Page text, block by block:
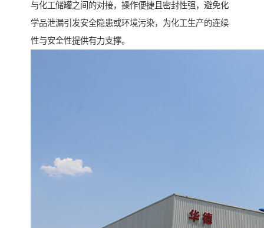
与化工储罐之间的对接，操作便捷且密封性强，避免化
学品泄漏引发安全隐患或环境污染，为化工生产的连续
性与安全性提供有力支撑。